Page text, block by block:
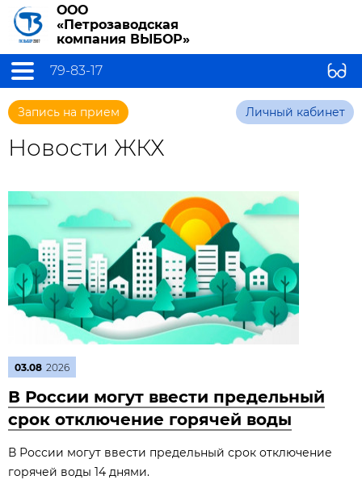
ООО
«Петрозаводская
компания ВЫБОР»
79-83-17
Запись на прием Личный кабинет
Новости ЖКХ
03.08 2026
В России могут ввести предельный
срок отключение горячей воды
В России могут ввести предельный срок отключение
горячей воды 14 днями.